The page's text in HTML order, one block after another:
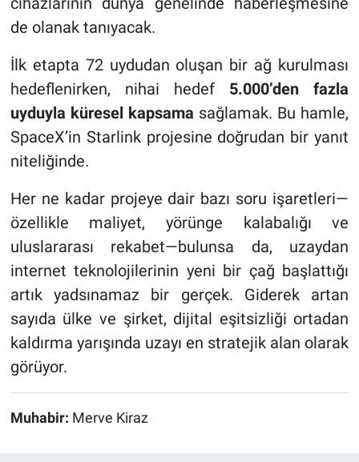
de olanak tanıyacak.
İlk etapta 72 uydudan oluşan bir ağ kurulması
hedeflenirken, nihai hedef 5.000’den fazla
uyduyla küresel kapsama sağlamak. Bu hamle,
SpaceX’in Starlink projesine doğrudan bir yanıt
niteliğinde.
Her ne kadar projeye dair bazı soru işaretleri—
özellikle maliyet, yörünge kalabalığı ve
uluslararası rekabet—bulunsa da, uzaydan
internet teknolojilerinin yeni bir çağ başlattığı
artık yadsınamaz bir gerçek. Giderek artan
sayıda ülke ve şirket, dijital eşitsizliği ortadan
kaldırma yarışında uzayı en stratejik alan olarak
görüyor.
Muhabir: Merve Kiraz